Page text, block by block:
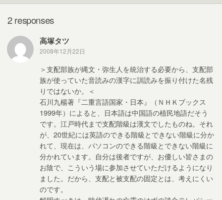
2 responses
高塚タツ
2008年12月22日
＞支配部族が縄文・弥生人を統治する必要から、支配部
族が使っていた音読みの漢字に訓読みを振り付けた名残
りではないか。＜
石川九楊著『二重言語国家・日本』（ＮＨＫブックス
1999年）によると、日本語は中国語の植民地語だそう
です。江戸時代まで支配階級は漢文でしたものね。それ
が、20世紀には英語のできる階級とできない階級に分か
れて、現在は、パソコンのできる階級とできない階級に
分かれています。自分は後者ですが、お優しい皆さまの
お陰で、こういう場に参加させていただけるようになり
ました。だから、支配と被支配の固定とは、考えにくい
のです。